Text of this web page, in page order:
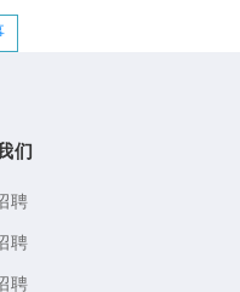
们
聘
聘
聘